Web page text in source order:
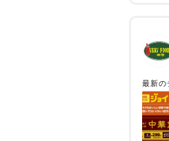
最新の